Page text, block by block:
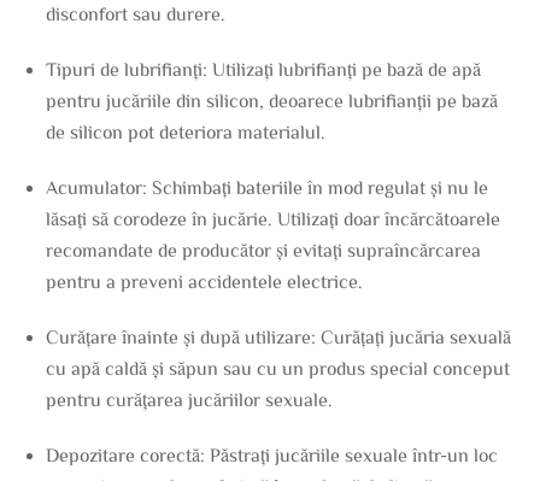
disconfort sau durere.
Tipuri de lubrifianți: Utilizați lubrifianți pe bază de apă
pentru jucăriile din silicon, deoarece lubrifianții pe bază
de silicon pot deteriora materialul.
Acumulator: Schimbați bateriile în mod regulat și nu le
lăsați să corodeze în jucărie. Utilizați doar încărcătoarele
recomandate de producător și evitați supraîncărcarea
pentru a preveni accidentele electrice.
Curățare înainte și după utilizare: Curățați jucăria sexuală
cu apă caldă și săpun sau cu un produs special conceput
pentru curățarea jucăriilor sexuale.
Depozitare corectă: Păstrați jucăriile sexuale într-un loc